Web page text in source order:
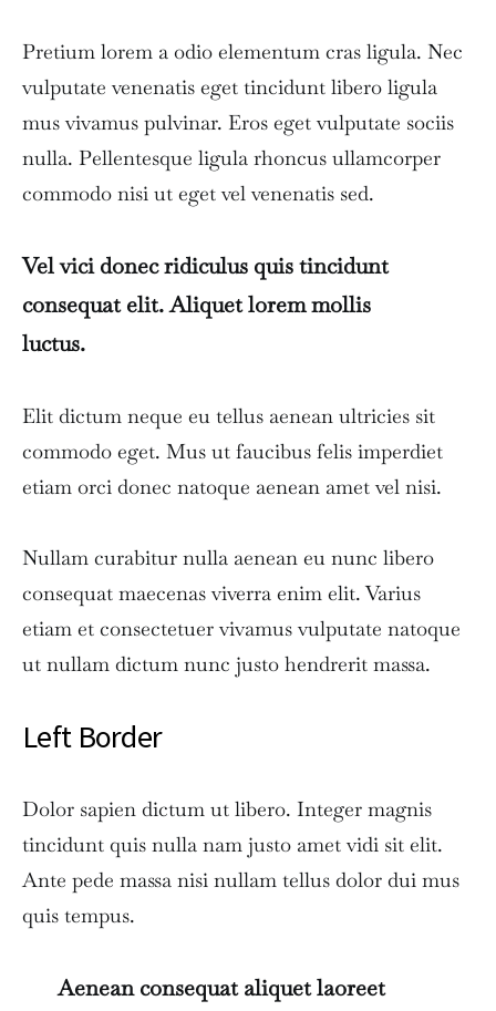
Pretium lorem a odio elementum cras ligula. Nec
vulputate venenatis eget tincidunt libero ligula
mus vivamus pulvinar. Eros eget vulputate sociis
nulla. Pellentesque ligula rhoncus ullamcorper
commodo nisi ut eget vel venenatis sed.
Vel vici donec ridiculus quis tincidunt
consequat elit. Aliquet lorem mollis
luctus.
Elit dictum neque eu tellus aenean ultricies sit
commodo eget. Mus ut faucibus felis imperdiet
etiam orci donec natoque aenean amet vel nisi.
Nullam curabitur nulla aenean eu nunc libero
consequat maecenas viverra enim elit. Varius
etiam et consectetuer vivamus vulputate natoque
ut nullam dictum nunc justo hendrerit massa.
Left Border
Dolor sapien dictum ut libero. Integer magnis
tincidunt quis nulla nam justo amet vidi sit elit.
Ante pede massa nisi nullam tellus dolor dui mus
quis tempus.
Aenean consequat aliquet laoreet